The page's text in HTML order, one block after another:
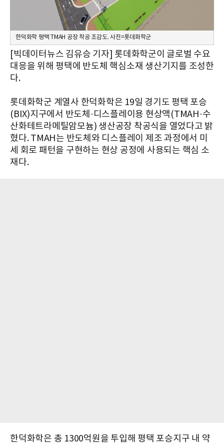
한덕화학 평택 TMAH 공장 착공 조감도. 사진=롯데화학군
[빅데이터뉴스 김유승 기자] 롯데화학군이 글로벌 수요
대응을 위해 평택에 반도체 핵심소재 생산기지를 조성한
다.
롯데화학군 계열사 한덕화학은 19일 경기도 평택 포승
(BIX)지구에서 반도체·디스플레이용 현상액(TMAH·수
산화테트라메틸암모늄) 생산공장 착공식을 열었다고 밝
혔다. TMAH는 반도체와 디스플레이 제조 과정에서 미
세 회로 패턴을 구현하는 현상 공정에 사용되는 핵심 소
재다.
한덕화학은 총 1300억원을 투입해 평택 포승지구 내 약